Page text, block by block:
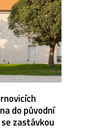
do původní
zastávkou